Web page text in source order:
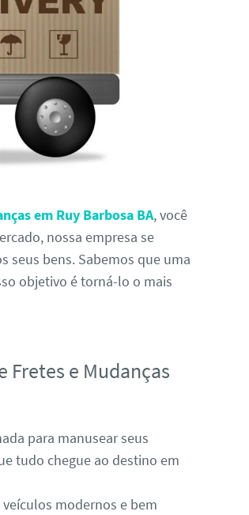
em Ruy Barbosa BA, você
nossa empresa se
seus bens. Sabemos que uma
objetivo é torná-lo o mais
Fretes e Mudanças
para manusear seus
tudo chegue ao destino em
modernos e bem